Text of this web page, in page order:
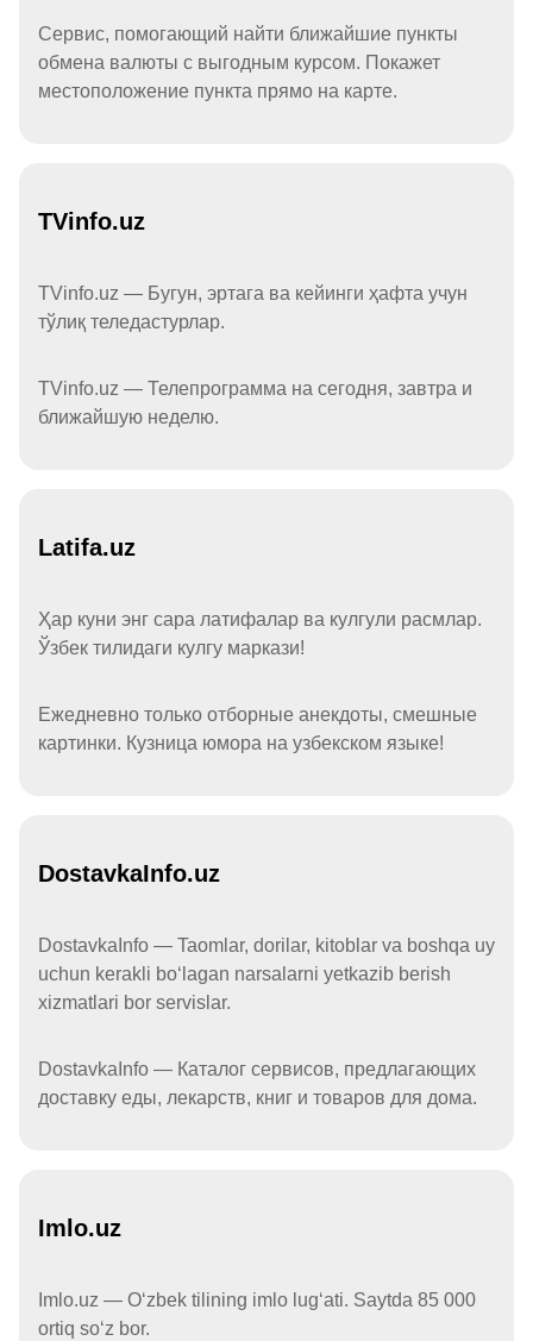
Сервис, помогающий найти ближайшие пункты
обмена валюты с выгодным курсом. Покажет
местоположение пункта прямо на карте.
TVinfo.uz
TVinfo.uz — Бугун, эртага ва кейинги ҳафта учун
тўлиқ теледастурлар.
TVinfo.uz — Телепрограмма на сегодня, завтра и
ближайшую неделю.
Latifa.uz
Ҳар куни энг сара латифалар ва кулгули расмлар.
Ўзбек тилидаги кулгу маркази!
Ежедневно только отборные анекдоты, смешные
картинки. Кузница юмора на узбекском языке!
DostavkaInfo.uz
DostavkaInfo — Taomlar, dorilar, kitoblar va boshqa uy
uchun kerakli boʻlagan narsalarni yetkazib berish
xizmatlari bor servislar.
DostavkaInfo — Каталог сервисов, предлагающих
доставку еды, лекарств, книг и товаров для дома.
Imlo.uz
Imlo.uz — Oʻzbek tilining imlo lugʻati. Saytda 85 000
ortiq soʻz bor.